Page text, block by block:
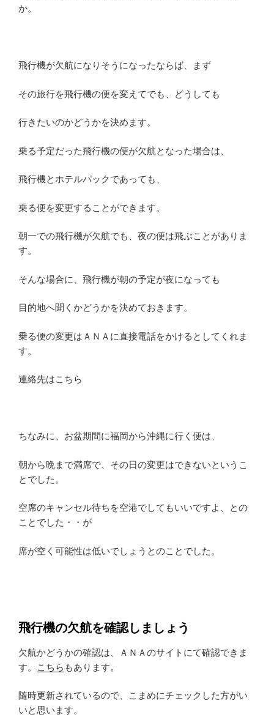
か。
飛行機が欠航になりそうになったならば、まず
その旅行を飛行機の便を変えてでも、どうしても
行きたいのかどうかを決めます。
乗る予定だった飛行機の便が欠航となった場合は、
飛行機とホテルパックであっても、
乗る便を変更することができます。
朝一での飛行機が欠航でも、夜の便は飛ぶことがありま
す。
そんな場合に、飛行機が朝の予定が夜になっても
目的地へ聞くかどうかを決めておきます。
乗る便の変更はＡＮＡに直接電話をかけるとしてくれま
す。
連絡先はこちら
ちなみに、お盆期間に福岡から沖縄に行く便は、
朝から晩まで満席で、その日の変更はできないというこ
とでした。
空席のキャンセル待ちを空港でしてもいいですよ、との
ことでした・・が
席が空く可能性は低いでしょうとのことでした。
飛行機の欠航を確認しましょう
欠航かどうかの確認は、ＡＮＡのサイトにて確認できま
す。
こちら もあります。
随時更新されているので、こまめにチェックした方がい
いと思います。